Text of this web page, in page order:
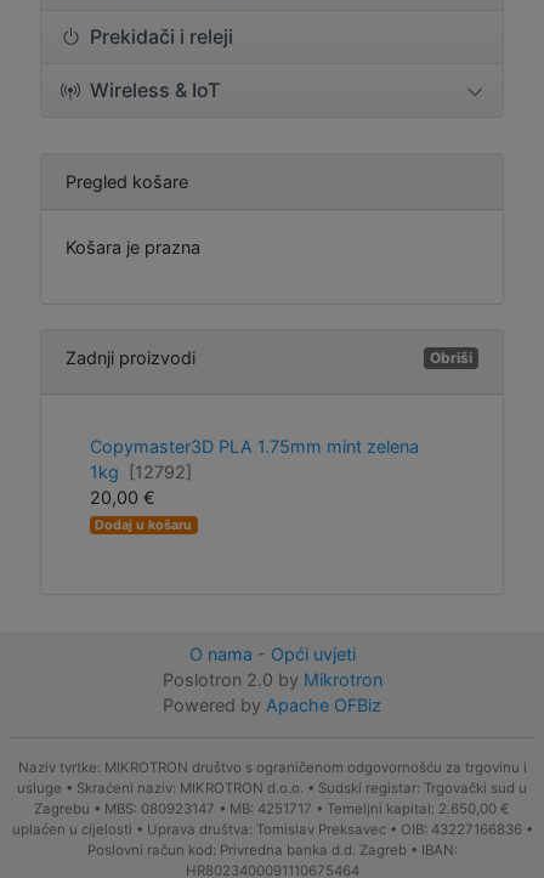
Prekidači i releji
Wireless & IoT
Pregled košare
Košara je prazna
Zadnji proizvodi Obriši
Copymaster3D PLA 1.75mm mint zelena
1kg
[12792]
20,00 €
Dodaj u košaru
O nama - Opći uvjeti
Poslotron 2.0 by Mikrotron
Powered by Apache OFBiz
Naziv tvrtke: MIKROTRON društvo s ograničenom odgovornošću za trgovinu i
usluge • Skraćeni naziv: MIKROTRON d.o.o. • Sudski registar: Trgovački sud u
Zagrebu • MBS: 080923147 • MB: 4251717 • Temeljni kapital: 2.650,00 €
uplaćen u cijelosti • Uprava društva: Tomislav Preksavec • OIB: 43227166836 •
Poslovni račun kod: Privredna banka d.d. Zagreb • IBAN:
HR8023400091110675464